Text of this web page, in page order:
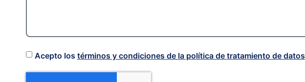
Acepto los términos y condiciones de la política de tratamiento de datos